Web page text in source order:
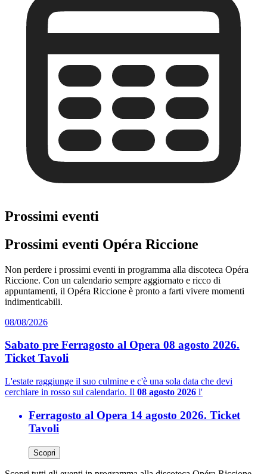
Prossimi eventi
Prossimi eventi Opéra Riccione
Non perdere i prossimi eventi in programma alla discoteca Opéra
Riccione. Con un calendario sempre aggiornato e ricco di
appuntamenti, il Opéra Riccione è pronto a farti vivere momenti
indimenticabili.
08/08/2026
Sabato pre Ferragosto al Opera 08 agosto 2026.
Ticket Tavoli
L'estate raggiunge il suo culmine e c'è una sola data che devi
cerchiare in rosso sul calendario. Il 08 agosto 2026 l'
Ferragosto al Opera 14 agosto 2026. Ticket
Tavoli
Scopri